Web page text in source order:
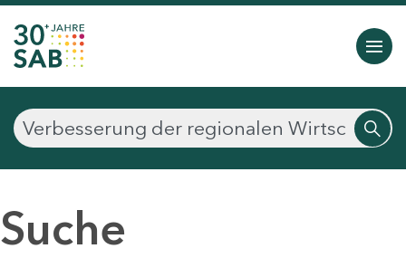
Suche